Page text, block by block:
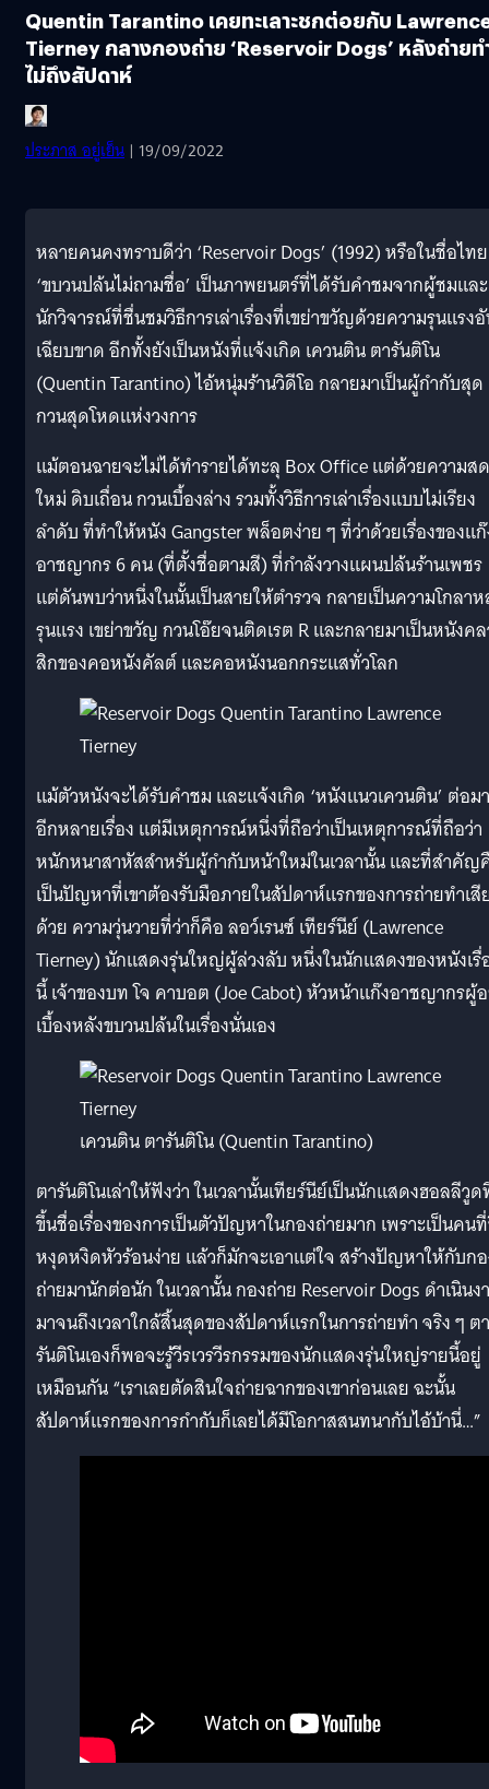
Quentin Tarantino เคยทะเลาะชกต่อยกับ
Tierney กลางกองถ่าย ‘Reservoir Dogs’ หลังถ่ายท
ไม่ถึงสัปดาห์
ประภาส อยู่เย็น | 19/09/2022
หลายคนคงทราบดีว่า ‘Reservoir Dogs’ (1992) หรือในชื่อไทย
‘ขบวนปล้นไม่ถามชื่อ’ เป็นภาพยนตร์ที่ได้รับคำชมจากผู้ชมและ
นักวิจารณ์ที่ชื่นชมวิธีการเล่าเรื่องที่เขย่าขวัญด้วยความรุนแรง
เฉียบขาด อีกทั้งยังเป็นหนังที่แจ้งเกิด เควนติน ตารันติโน
(Quentin Tarantino) ไอ้หนุ่มร้านวิดีโอ กลายมาเป็นผู้กำกับสุด
กวนสุดโหดแห่งวงการ
แม้ตอนฉายจะไม่ได้ทำรายได้ทะลุ Box Office แต่ด้วยความสด
ใหม่ ดิบเถื่อน กวนเบื้องล่าง รวมทั้งวิธีการเล่าเรื่องแบบไม่เรียง
ลำดับ ที่ทำให้หนัง Gangster พล็อตง่าย ๆ ที่ว่าด้วยเรื่องของแ
อาชญากร 6 คน (ที่ตั้งชื่อตามสี) ที่กำลังวางแผนปล้นร้านเพชร
แต่ดันพบว่าหนึ่งในนั้นเป็นสายให้ตำรวจ กลายเป็นความโกลา
รุนแรง เขย่าขวัญ กวนโอ๊ยจนติดเรต R และกลายมาเป็นหนังค
สิกของคอหนังคัลต์ และคอหนังนอกกระแสทั่วโลก
แม้ตัวหนังจะได้รับคำชม และแจ้งเกิด ‘หนังแนวเควนติน’ ต่อมา
อีกหลายเรื่อง แต่มีเหตุการณ์หนึ่งที่ถือว่าเป็นเหตุการณ์ที่ถือว่า
หนักหนาสาหัสสำหรับผู้กำกับหน้าใหม่ในเวลานั้น และที่สำคัญ
เป็นปัญหาที่เขาต้องรับมือภายในสัปดาห์แรกของการถ่ายทำเสี
ด้วย ความวุ่นวายที่ว่าก็คือ ลอว์เรนซ์ เทียร์นีย์ (Lawrence
Tierney) นักแสดงรุ่นใหญ่ผู้ล่วงลับ หนึ่งในนักแสดงของหนังเรื่
นี้ เจ้าของบท โจ คาบอต (Joe Cabot) หัวหน้าแก๊งอาชญากรผู้
เบื้องหลังขบวนปล้นในเรื่องนั่นเอง
เควนติน ตารันติโน (Quentin Tarantino)
ตารันติโนเล่าให้ฟังว่า ในเวลานั้นเทียร์นีย์เป็นนักแสดงฮอลลีวู
ขึ้นชื่อเรื่องของการเป็นตัวปัญหาในกองถ่ายมาก เพราะเป็นคน
หงุดหงิดหัวร้อนง่าย แล้วก็มักจะเอาแต่ใจ สร้างปัญหาให้กับก
ถ่ายมานักต่อนัก ในเวลานั้น กองถ่าย Reservoir Dogs ดำเนินง
มาจนถึงเวลาใกล้สิ้นสุดของสัปดาห์แรกในการถ่ายทำ จริง ๆ ตา
รันติโนเองก็พอจะรู้วีรเวรวีรกรรมของนักแสดงรุ่นใหญ่รายนี้อยู่
เหมือนกัน “เราเลยตัดสินใจถ่ายฉากของเขาก่อนเลย ฉะนั้น
สัปดาห์แรกของการกำกับก็เลยได้มีโอกาสสนทนากับไอ้บ้านี่…”